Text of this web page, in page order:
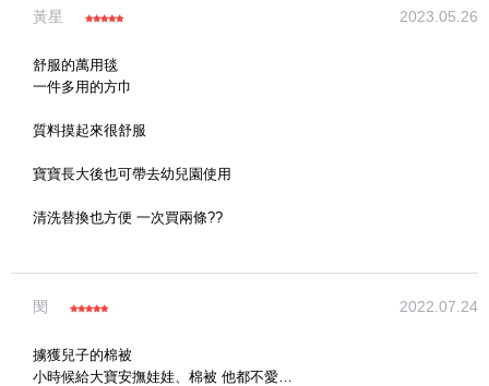
黃星 2023.05.26
舒服的萬用毯
一件多用的方巾
質料摸起來很舒服
寶寶長大後也可帶去幼兒園使用
清洗替換也方便 一次買兩條??
閔 2022.07.24
擄獲兒子的棉被
小時候給大寶安撫娃娃、棉被 他都不愛…